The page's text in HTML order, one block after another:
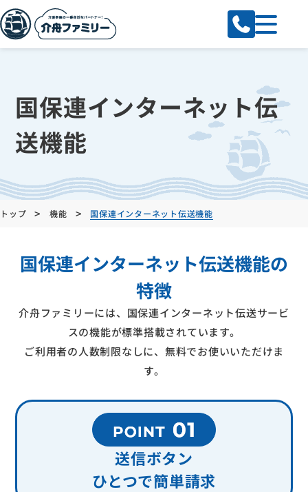
国保連インターネット伝
送機能
トップ > 機能 > 国保連インターネット伝送機能
国保連インターネット伝送機能の
特徴
介舟ファミリーには、国保連インターネット伝送サービ
スの機能が標準搭載されています。
ご利用者の人数制限なしに、無料でお使いいただけま
す。
送信ボタン
ひとつで簡単請求